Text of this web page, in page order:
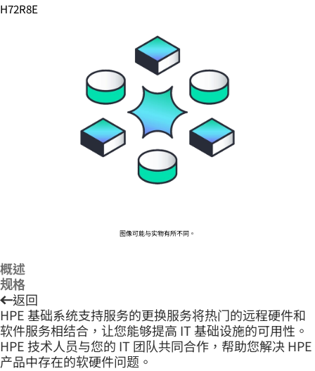
前往 HPE 商店浏览、配置和订购。
立即购买
H72R8E
图像可能与实物有所不同。
概述
规格
返回
HPE 基础系统支持服务的更换服务将热门的远程硬件和
软件服务相结合，让您能够提高 IT 基础设施的可用性。
HPE 技术人员与您的 IT 团队共同合作，帮助您解决 HPE
产品中存在的软硬件问题。